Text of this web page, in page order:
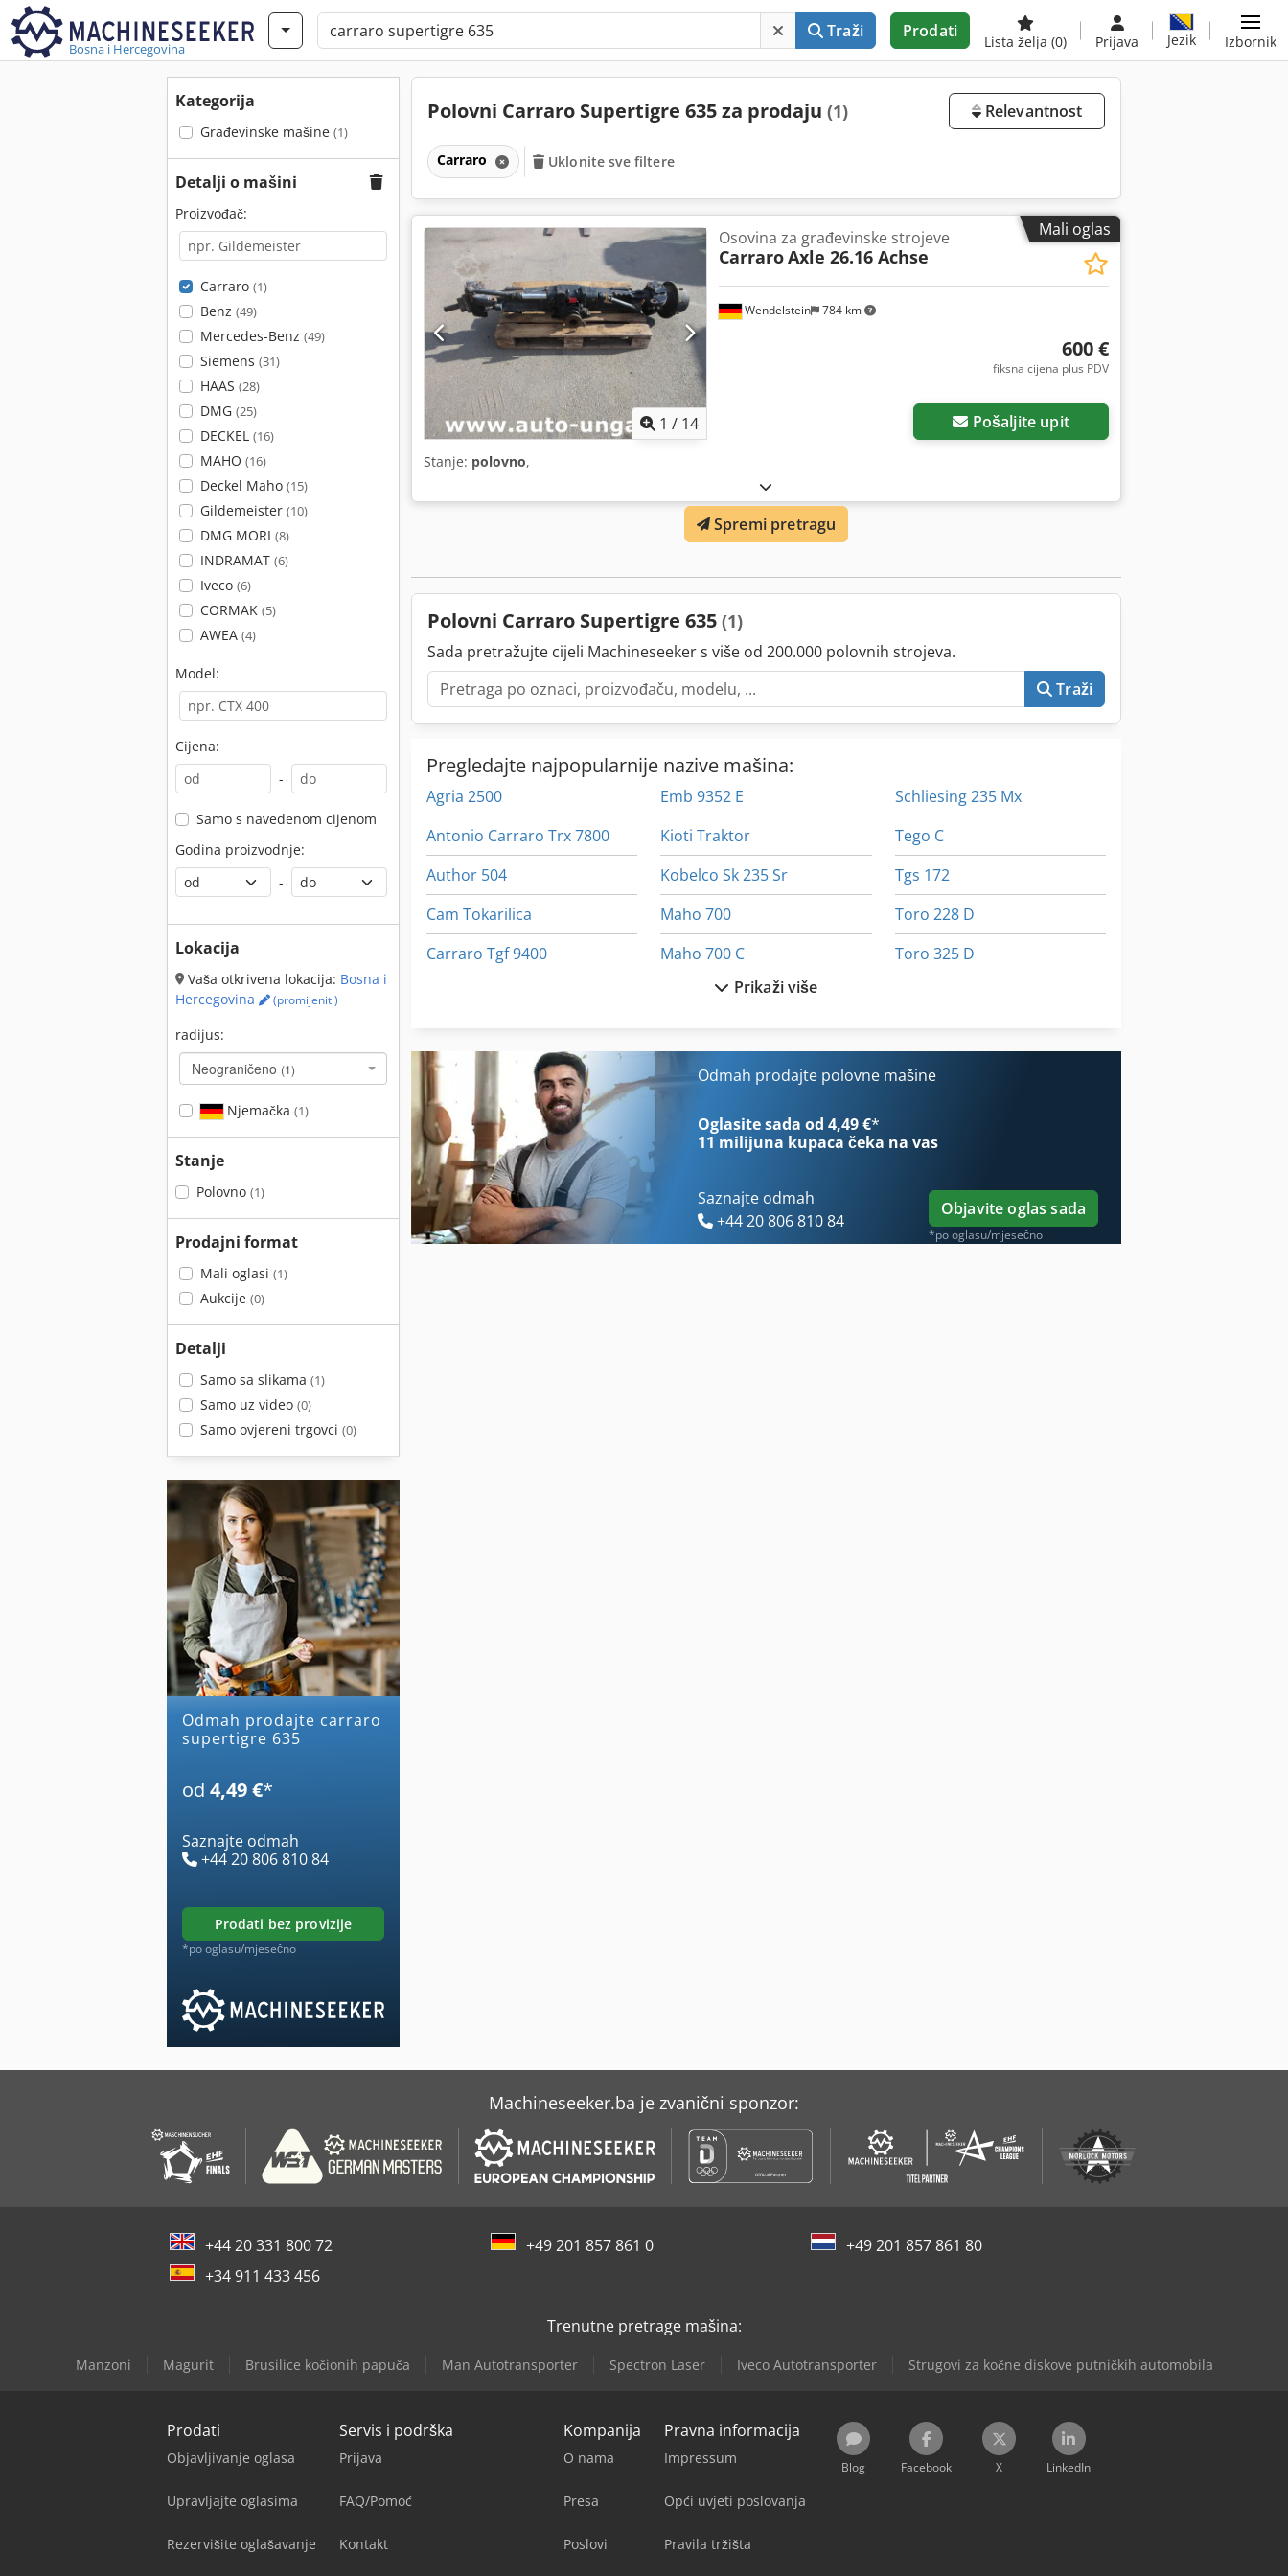
Bosna i Hercegovina
Traži Prodati
Lista želja (0) Prijava Jezik Izbornik
Kategorija
Građevinske mašine (1)
Detalji o mašini
Proizvođač:
Carraro (1)
Benz (49)
Mercedes-Benz (49)
Siemens (31)
HAAS (28)
DMG (25)
DECKEL (16)
MAHO (16)
Deckel Maho (15)
Gildemeister (10)
DMG MORI (8)
INDRAMAT (6)
Iveco (6)
CORMAK (5)
AWEA (4)
Model:
Cijena:
-
Samo s navedenom cijenom
Godina proizvodnje:
-
Lokacija
Vaša otkrivena lokacija: Bosna i
Hercegovina
(promijeniti)
radijus:
Neograničeno (1)
Njemačka (1)
Stanje
Polovno (1)
Prodajni format
Mali oglasi (1)
Aukcije (0)
Detalji
Samo sa slikama (1)
Samo uz video (0)
Samo ovjereni trgovci (0)
Odmah prodajte carraro
supertigre 635
od 4,49 €*
Saznajte odmah
+44 20 806 810 84
prodati bez provizije
*po oglasu/mjesečno
Polovni Carraro Supertigre 635 za prodaju (1) Relevantnost
Carraro Uklonite sve filtere
Mali oglas
1 / 14
Wendelstein 784 km
Osovina za građevinske strojeve
CarraroAxle 26.16 Achse
600 €
fiksna cijena plus PDV
Pošaljite upit
Stanje: polovno,
Spremi pretragu
Polovni Carraro Supertigre 635 (1)
Sada pretražujte cijeli Machineseeker s više od 200.000 polovnih strojeva.
Traži
Pregledajte najpopularnije nazive mašina:
Agria 2500
Antonio Carraro Trx 7800
Author 504
Cam Tokarilica
Carraro Tgf 9400
Deckel Maho Dmc 635 V
Deckel Maho Dmc 835 V
Emb 9352 E
Kioti Traktor
Kobelco Sk 235 Sr
Maho 700
Maho 700 C
Migatronic 273 I
Ransomes 350 D
Schliesing 235 Mx
Tego C
Tgs 172
Toro 228 D
Toro 325 D
Prikaži više
Odmah prodajte polovne mašine
Oglasite sada od 4,49 €*
11 milijuna kupaca čeka na vas
Saznajte odmah
+44 20 806 810 84
Objavite oglas sada
*po oglasu/mjesečno
Machineseeker.ba je zvanični sponzor:
+44 20 331 800 72 +49 201 857 861 0
+49 201 857 861 80
+34 911 433 456
Trenutne pretrage mašina:
Manzoni Magurit Brusilice kočionih papuča Man Autotransporter Spectron Laser Iveco Autotransporter Strugovi za kočne diskove putničkih automobila
Prodati
Objavljivanje oglasa
Upravljajte oglasima
Rezervišite oglašavanje
Servis i podrška
Prijava
FAQ/Pomoć
Kontakt
Kompanija
O nama
Presa
Poslovi
Pravna informacija
Impressum
Opći uvjeti poslovanja
Pravila tržišta
Blog Facebook X LinkedIn